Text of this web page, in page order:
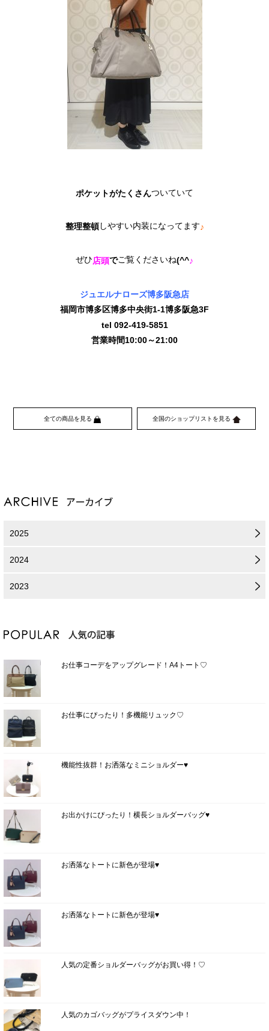
ポケットがたくさんついていて
整理整頓しやすい内装になってます♪
ぜひ店頭でご覧くださいね(^^♪
ジュエルナローズ博多阪急店
福岡市博多区博多中央街1-1博多阪急3F
tel 092-419-5851
営業時間10:00～21:00
全ての商品を見る 全国のショップリストを見る
2025
2024
2023
お仕事コーデをアップグレード！A4トート♡
お仕事にぴったり！多機能リュック♡
機能性抜群！お洒落なミニショルダー♥
お出かけにぴったり！横長ショルダーバッグ♥
お洒落なトートに新色が登場♥
お洒落なトートに新色が登場♥
人気の定番ショルダーバッグがお買い得！♡
人気のカゴバッグがプライスダウン中！